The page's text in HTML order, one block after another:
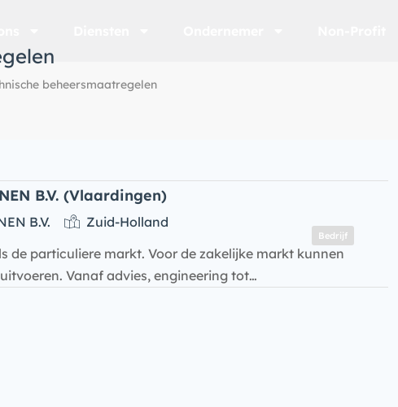
beheersmaatregelen
B.V. (Vlaardingen)
Bedrijf
B.V.
Zuid-Holland
de particuliere markt. Voor de zakelijke markt kunnen
Vanaf advies, engineering tot…